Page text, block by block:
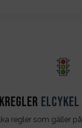
Elcykel
regler som gäller på